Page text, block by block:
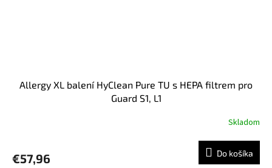
Allergy XL balení HyClean Pure TU s HEPA filtrem pro
Guard S1, L1
Skladom
€57,96 Do košíka